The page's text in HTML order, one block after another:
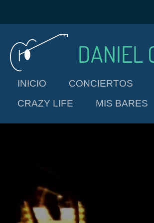
al
contenido
principal
DANIEL
INICIO CONCIERTOS
CRAZY LIFE
MIS BARES